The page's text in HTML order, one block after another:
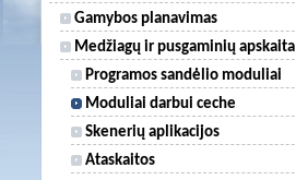
Gamybos planavimas
Medžiagų ir pusgaminių apskaita
Programos sandėlio moduliai
Moduliai darbui ceche
Skenerių aplikacijos
Ataskaitos